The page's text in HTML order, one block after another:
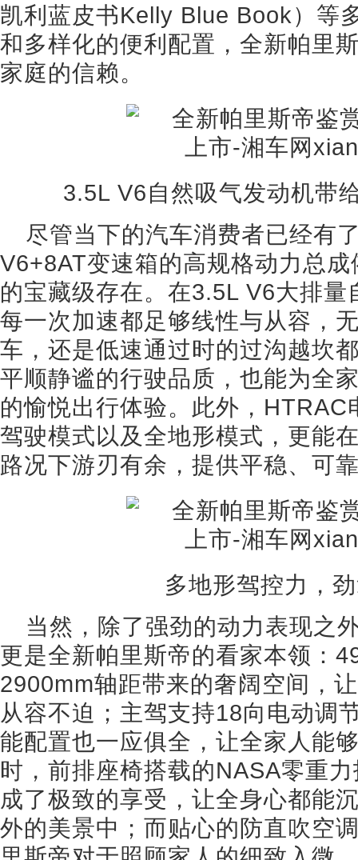
凯利蓝皮书Kelly Blue Book）等
和多样化的便利配置，全新帕里
家庭的信赖。
3.5L V6自然吸气发动机带
尽管当下的汽车消费者已经有
V6+8AT变速箱的高规格动力总
的宝藏级存在。在3.5L V6大排
每一次加速都足够线性与从容，
车，还是低速通过时的过沟越坎
平顺静谧的行驶品质，也能为全
的愉悦出行体验。此外，
驾驶模式以及全地形模式，更能
路况下游刃有余，提供平稳、可
多地形驾控力，
当然，除了强劲的动力表现之
更是全新帕里斯帝的看家本领：
2900mm轴距带来的奢阔空间，
从容不迫；主驾支持18向电动调
能配置也一应俱全，让全家人能
时，前排座椅搭载的NASA零重
成了极致的享受，让全身心都能
外的美景中；而贴心的防直吹空